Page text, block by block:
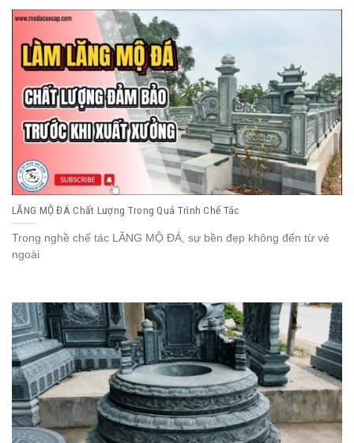
LĂNG MỘ ĐÁ Chất Lượng Trong Quá Trình Chế Tác
Trong nghề chế tác LĂNG MỘ ĐÁ, sự bền đẹp không đến từ vẻ
ngoài